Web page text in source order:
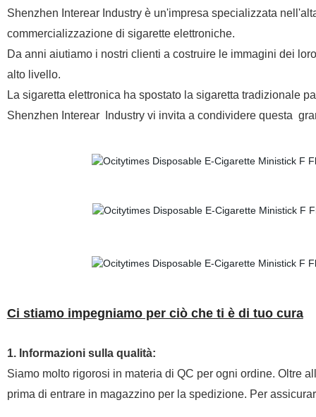
Shenzhen Interear Industry è un'impresa specializzata
commercializzazione di sigarette elettroniche.
Da anni aiutiamo i nostri clienti a costruire le immagini dei
alto livello.
La sigaretta elettronica ha spostato la sigaretta tradizionale
Shenzhen Interear
Industry vi invita a condividere questa
Ci stiamo impegniamo per ciò che ti è di tuo cura
1. Informazioni sulla qualità:
Siamo molto rigorosi in materia di QC per ogni ordine. Oltre
prima di entrare in magazzino per la spedizione. Per